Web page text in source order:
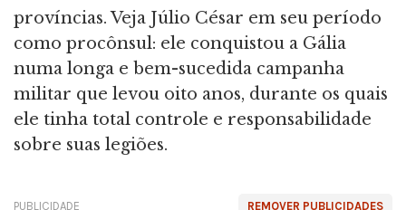
províncias. Veja Júlio César em seu período
como procônsul: ele conquistou a Gália
numa longa e bem-sucedida campanha
militar que levou oito anos, durante os quais
ele tinha total controle e responsabilidade
sobre suas legiões.
REMOVER PUBLICIDADES
PUBLICIDADE